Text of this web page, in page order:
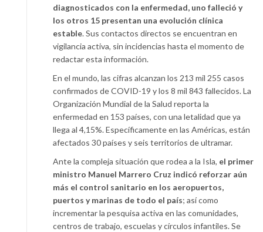
diagnosticados con la enfermedad, uno falleció y
los otros 15 presentan una evolución clínica
estable. Sus contactos directos se encuentran en
vigilancia activa, sin incidencias hasta el momento de
redactar esta información.
En el mundo, las cifras alcanzan los 213 mil 255 casos
confirmados de COVID-19 y los 8 mil 843 fallecidos. La
Organización Mundial de la Salud reporta la
enfermedad en 153 países, con una letalidad que ya
llega al 4,15%. Específicamente en las Américas, están
afectados 30 países y seis territorios de ultramar.
Ante la compleja situación que rodea a la Isla, el primer
ministro Manuel Marrero Cruz indicó reforzar aún
más el control sanitario en los aeropuertos,
puertos y marinas de todo el país; así como
incrementar la pesquisa activa en las comunidades,
centros de trabajo, escuelas y círculos infantiles. Se